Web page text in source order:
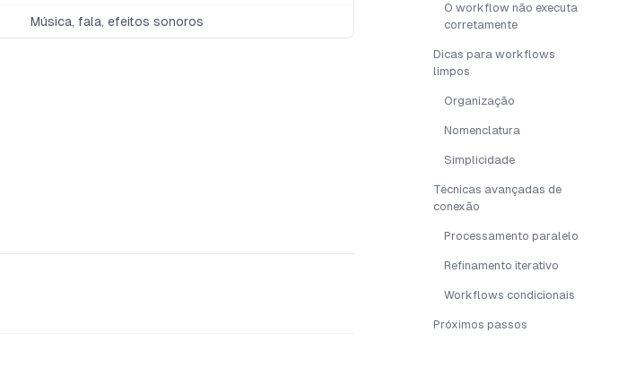
Música, fala, efeitos sonoros
O workflow não executa
corretamente
Dicas para workflows
limpos
Organização
Nomenclatura
Simplicidade
Técnicas avançadas de
conexão
Processamento paralelo
Refinamento iterativo
Workflows condicionais
Próximos passos